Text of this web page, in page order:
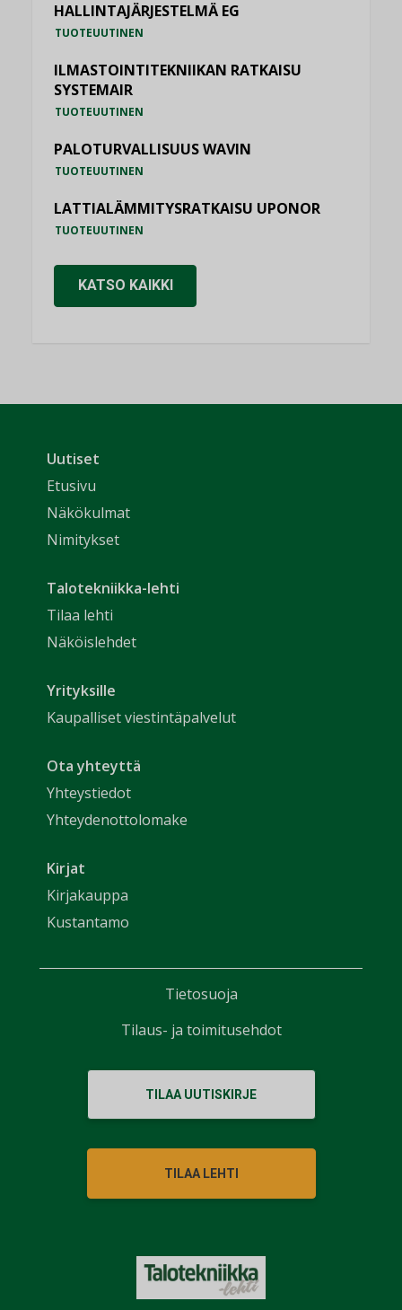
HALLINTAJÄRJESTELMÄ EG
TUOTEUUTINEN
ILMASTOINTITEKNIIKAN RATKAISU
SYSTEMAIR
TUOTEUUTINEN
PALOTURVALLISUUS WAVIN
TUOTEUUTINEN
LATTIALÄMMITYSRATKAISU UPONOR
TUOTEUUTINEN
KATSO KAIKKI
Uutiset
Etusivu
Näkökulmat
Nimitykset
Talotekniikka-lehti
Tilaa lehti
Näköislehdet
Yrityksille
Kaupalliset viestintäpalvelut
Ota yhteyttä
Yhteystiedot
Yhteydenottolomake
Kirjat
Kirjakauppa
Kustantamo
TILAA UUTISKIRJE
TILAA LEHTI
Tietosuoja
Tilaus- ja toimitusehdot